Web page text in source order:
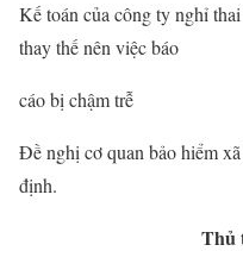
Kế toán của công ty nghỉ
thay thế nên việc báo
cáo bị chậm trễ
Đề nghị cơ quan bảo hiểm
định.
Thủ trưởng